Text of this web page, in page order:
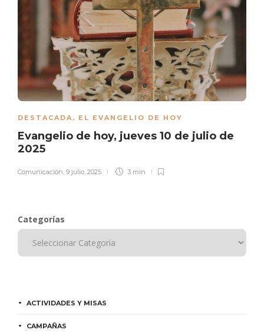
DESTACADA, EL EVANGELIO DE HOY
Evangelio de hoy, jueves 10 de julio de
2025
Comunicación, 9 julio, 2025 3 min
Categorías
ACTIVIDADES Y MISAS
CAMPAÑAS